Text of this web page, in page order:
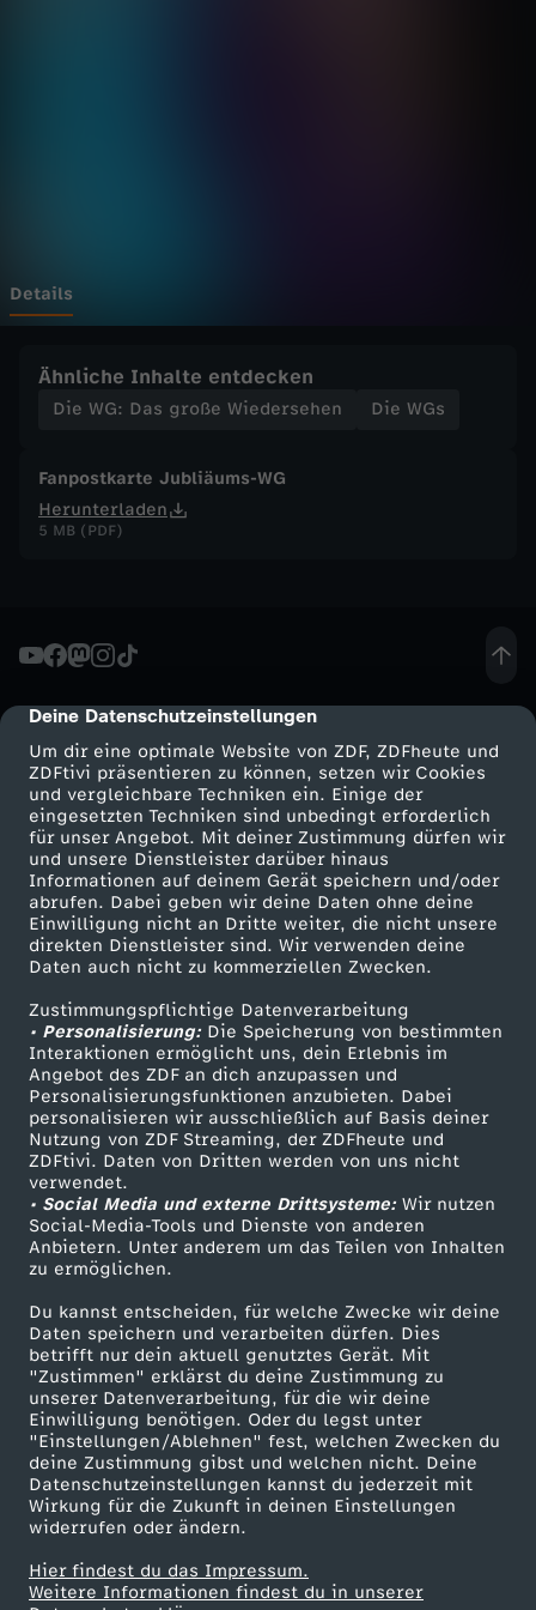
cmp-dialog-description
Deine Datenschutzeinstellungen
Um dir eine optimale Website von ZDF, ZDFheute und
ZDFtivi präsentieren zu können, setzen wir Cookies
und vergleichbare Techniken ein. Einige der
eingesetzten Techniken sind unbedingt erforderlich
für unser Angebot. Mit deiner Zustimmung dürfen wir
und unsere Dienstleister darüber hinaus
Informationen auf deinem Gerät speichern und/oder
abrufen. Dabei geben wir deine Daten ohne deine
Einwilligung nicht an Dritte weiter, die nicht unsere
direkten Dienstleister sind. Wir verwenden deine
Daten auch nicht zu kommerziellen Zwecken.
Zustimmungspflichtige Datenverarbeitung
• Personalisierung:Die Speicherung von bestimmten
Interaktionen ermöglicht uns, dein Erlebnis im
Angebot des ZDF an dich anzupassen und
Personalisierungsfunktionen anzubieten. Dabei
personalisieren wir ausschließlich auf Basis deiner
Nutzung von ZDF Streaming, der ZDFheute und
ZDFtivi. Daten von Dritten werden von uns nicht
verwendet.
• Social Media und externe Drittsysteme:Wir nutzen
Social-Media-Tools und Dienste von anderen
Anbietern. Unter anderem um das Teilen von Inhalten
zu ermöglichen.
Du kannst entscheiden, für welche Zwecke wir deine
Daten speichern und verarbeiten dürfen. Dies
betrifft nur dein aktuell genutztes Gerät. Mit
"Zustimmen" erklärst du deine Zustimmung zu
unserer Datenverarbeitung, für die wir deine
Einwilligung benötigen. Oder du legst unter
"Einstellungen/Ablehnen" fest, welchen Zwecken du
deine Zustimmung gibst und welchen nicht. Deine
Datenschutzeinstellungen kannst du jederzeit mit
Wirkung für die Zukunft in deinen Einstellungen
widerrufen oder ändern.
Hier findest du das Impressum.
Weitere Informationen findest du in unserer
ß
W
i
e
e
r
s
e
h
e
n
-
D
i
e
s
e
P
r
o
m
Details
Ähnliche Inhalte entdecken
Die WG: Das große Wiedersehen Die WGs
Fanpostkarte Jubliäums-WG
Herunterladen
5 MB (PDF)
Mehr ZDF
ZDF-Apps
Smart TV
ZDFtext
Livestreams
Sendungen A-Z
TV-Programm
Service
ZDFmitreden
Kontakt zum ZDF
Tickets
Zuschauerservice
Hilfe
ZDF Unternehmen
Karriere
ZDF goes Schule
Werbefernsehen
Mainzelmännchen
Partner